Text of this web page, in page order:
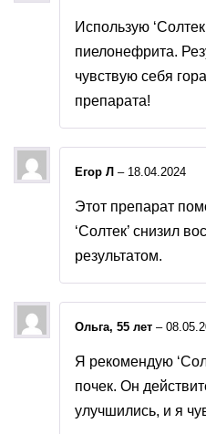
Использую
пиелонефрита.
чувствую себя
препарата!
Егор Л – 18.04.2024
Этот препарат
‘Солтек’ снизил
результатом.
Ольга, 55 лет –
Я рекомендую
почек. Он
улучшились, и я